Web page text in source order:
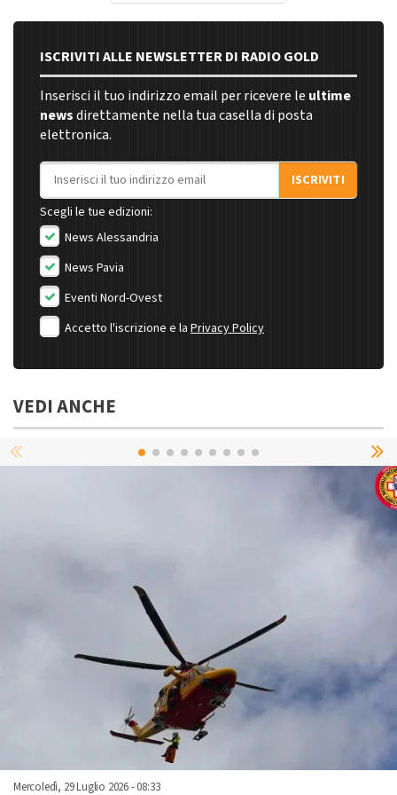
ISCRIVITI ALLE NEWSLETTER DI RADIO GOLD
Inserisci il tuo indirizzo email per ricevere le ultime
newsdirettamente nella tua casella di posta
elettronica.
Indirizzo email
ISCRIVITI
Scegli le tue edizioni:
News Alessandria
News Pavia
Eventi Nord-Ovest
Accetto l'iscrizione e la Privacy Policy
VEDI ANCHE
Mercoledì, 29 Luglio 2026 - 08:33